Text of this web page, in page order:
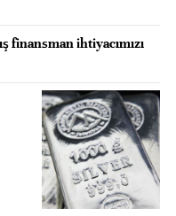
finansman ihtiyacımızı